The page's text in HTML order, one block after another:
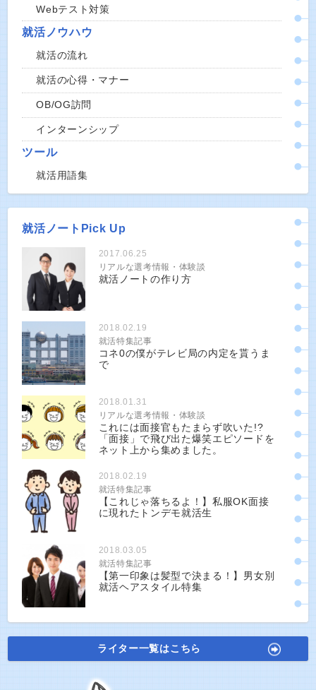
Webテスト対策
就活ノウハウ
就活の流れ
就活の心得・マナー
OB/OG訪問
インターンシップ
ツール
就活用語集
就活ノートPick Up
2017.06.25
リアルな選考情報・体験談
就活ノートの作り方
2018.02.19
就活特集記事
コネ0の僕がテレビ局の内定を貰うま
で
2018.01.31
リアルな選考情報・体験談
これには面接官もたまらず吹いた!?
「面接」で飛び出た爆笑エピソードを
ネット上から集めました。
2018.02.19
就活特集記事
【これじゃ落ちるよ！】私服OK面接
に現れたトンデモ就活生
2018.03.05
就活特集記事
【第一印象は髪型で決まる！】男女別
就活ヘアスタイル特集
ライター一覧はこちら